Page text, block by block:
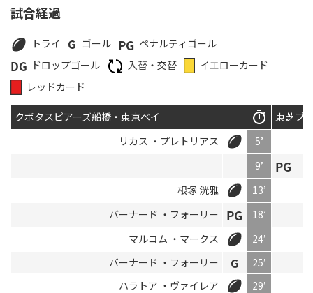
試合経過
トライ ゴール
ペナルティゴール
ドロップゴール
入替・交替
イエローカード
レッドカード
クボタスピアーズ船橋・東京ベイ
東芝ブ
リカス ・プレトリアス
5’
9’
根塚 洸雅
13’
バーナード ・フォーリー
18’
マルコム ・マークス
24’
バーナード ・フォーリー
25’
ハラトア ・ヴァイレア
29’